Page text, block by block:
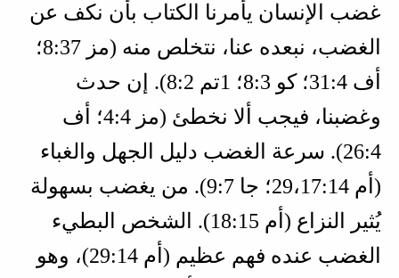
غضب الإنسان يأمرنا الكتاب بأن نكف عن
الغضب، نبعده عنا، نتخلص منه (
مز 37‏:8؛
أف 4‏:31؛ كو 3‏:8؛ 1تم 2‏:8
). إن حدث
وغضبنا، فيجب ألا نخطئ (
مز 4‏:4؛ أف
4‏:26
). سرعة الغضب دليل الجهل والغباء
( أم 14‏:17‏،29؛ جا 7‏:9
). من يغضب بسهولة
يُثير النزاع ( أم 15‏:18
). الشخص البطيء
الغضب عنده فهم عظيم ( أم 14‏:29
)، وهو